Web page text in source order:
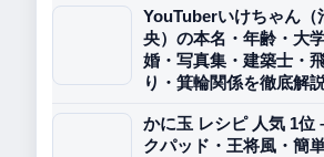
YouTuberいけちゃん（
央）の本名・年齢・大
婚・写真集・建築士・
り・箕輪関係を徹底解
かに玉 レシピ 人気 1位
クパッド・王将風・簡